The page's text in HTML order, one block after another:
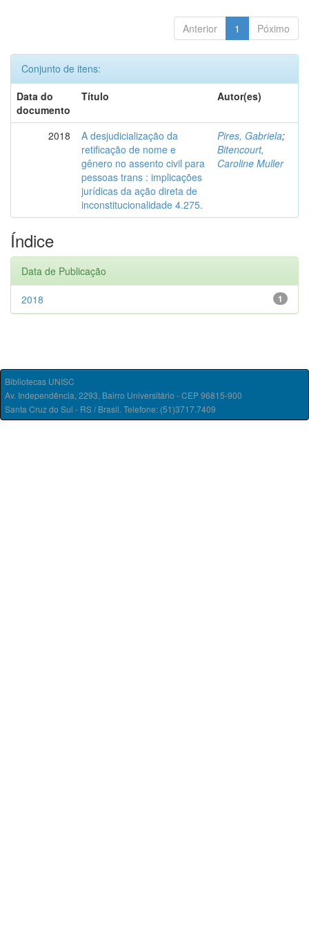
Anterior 1 Póximo
Conjunto de itens:
Data do
documento
Título Autor(es)
2018
A desjudicialização da
retificação de nome e
gênero no assento civil para
pessoas trans : implicações
jurídicas da ação direta de
inconstitucionalidade 4.275.
Pires, Gabriela;
Bitencourt,
Caroline Muller
Índice
Data de Publicação
1
2018
Bibliotecas UNISC
Av. Independência, 2293, Bairro Universitário - CEP 96815-900
Santa Cruz do Sul - RS / Brasil. Telefone: (51)3717.7409